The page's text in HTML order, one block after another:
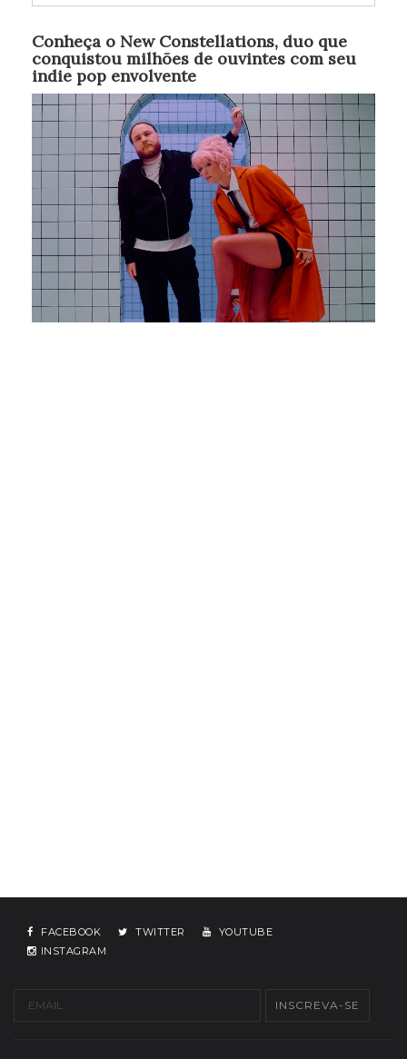
Conheça o New Constellations, duo que
conquistou milhões de ouvintes com seu
indie pop envolvente
FACEBOOK TWITTER
YOUTUBE
INSTAGRAM